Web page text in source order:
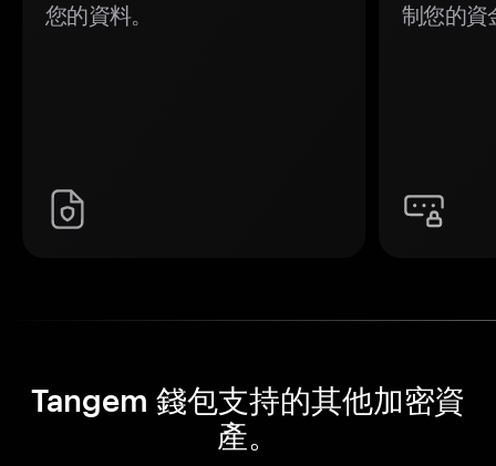
您的資料。 制您的資
Tangem 錢包支持的其他加密資
產。